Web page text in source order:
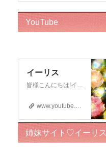
YouTube
イーリス
皆様こんにちは!イーリスです! ドリーバーチュー博士公認 エンジェル・イントゥイティブ（AI）™です。 心理カウンセラー、カードセラピスト、アドバイザー、執筆をしております。 このチャンネルはボランティアでお届けしております。私自身がオラクルカードに救われた一人なので、 誰かのお役に立ちたいという気持ちからスタートいたしました! ※2018年12月22日から…
www.youtube.com
姉妹サイト♡イーリス